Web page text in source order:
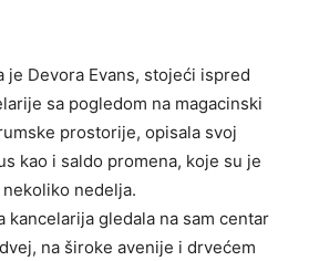
je Devora Evans, stojeći ispred
sa pogledom na magacinski
prostorije, opisala svoj
kao i saldo promena, koje su je
nedelja.
kancelarija gledala na sam centar
na široke avenije i drvećem